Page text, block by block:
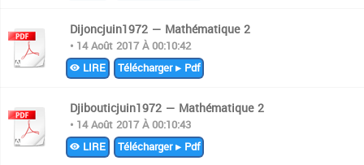
Dijoncjuin1972 — Mathématique 2
• 14 Août 2017 À 00:10:42
LIRE Télécharger ▸ Pdf
Djibouticjuin1972 — Mathématique 2
• 14 Août 2017 À 00:10:43
LIRE Télécharger ▸ Pdf